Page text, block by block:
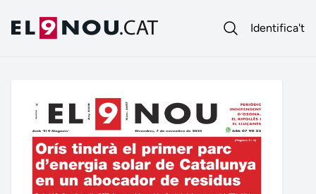
Identifica't